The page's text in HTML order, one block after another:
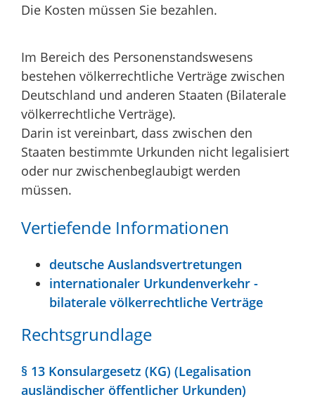
Die Kosten müssen Sie bezahlen.
Im Bereich des Personenstandswesens
bestehen völkerrechtliche Verträge zwischen
Deutschland und anderen Staaten (Bilaterale
völkerrechtliche Verträge).
Darin ist vereinbart, dass zwischen den
Staaten bestimmte Urkunden nicht legalisiert
oder nur zwischenbeglaubigt werden
müssen.
Vertiefende Informationen
deutsche Auslandsvertretungen
internationaler Urkundenverkehr -
bilaterale völkerrechtliche Verträge
Rechtsgrundlage
§ 13 Konsulargesetz (KG) (Legalisation
ausländischer öffentlicher Urkunden)